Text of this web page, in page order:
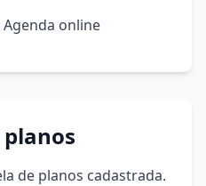
online
de planos cadastrada.